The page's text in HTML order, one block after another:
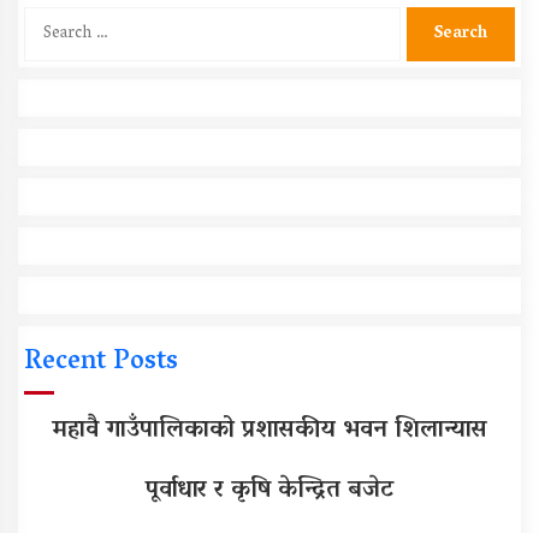
Search
Recent Posts
महावै गाउँपालिकाको प्रशासकीय भवन शिलान्यास
पूर्वाधार र कृषि केन्द्रित बजेट